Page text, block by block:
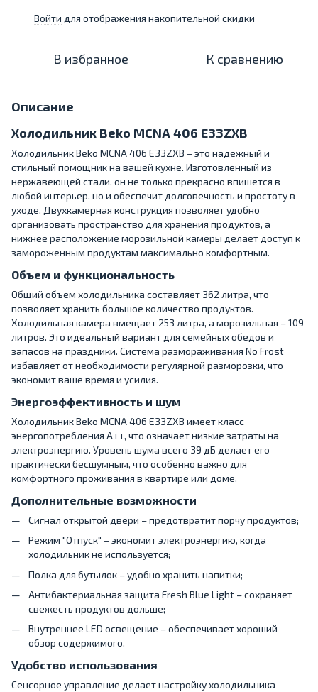
Войти для отображения накопительной скидки
В избранное К сравнению
Описание
Холодильник Beko MCNA 406 E33ZXB
Холодильник Beko MCNA 406 E33ZXB – это надежный и
стильный помощник на вашей кухне. Изготовленный из
нержавеющей стали, он не только прекрасно впишется в
любой интерьер, но и обеспечит долговечность и простоту в
уходе. Двухкамерная конструкция позволяет удобно
организовать пространство для хранения продуктов, а
нижнее расположение морозильной камеры делает доступ к
замороженным продуктам максимально комфортным.
Объем и функциональность
Общий объем холодильника составляет 362 литра, что
позволяет хранить большое количество продуктов.
Холодильная камера вмещает 253 литра, а морозильная – 109
литров. Это идеальный вариант для семейных обедов и
запасов на праздники. Система размораживания No Frost
избавляет от необходимости регулярной разморозки, что
экономит ваше время и усилия.
Энергоэффективность и шум
Холодильник Beko MCNA 406 E33ZXB имеет класс
энергопотребления A++, что означает низкие затраты на
электроэнергию. Уровень шума всего 39 дБ делает его
практически бесшумным, что особенно важно для
комфортного проживания в квартире или доме.
Дополнительные возможности
Сигнал открытой двери – предотвратит порчу продуктов;
Режим "Отпуск" – экономит электроэнергию, когда
холодильник не используется;
Полка для бутылок – удобно хранить напитки;
Антибактериальная защита Fresh Blue Light – сохраняет
свежесть продуктов дольше;
Внутреннее LED освещение – обеспечивает хороший
обзор содержимого.
Удобство использования
Сенсорное управление делает настройку холодильника